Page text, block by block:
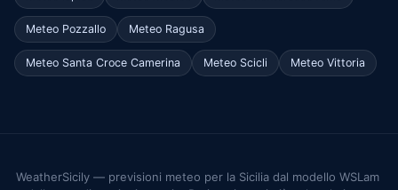
Meteo Pozzallo Meteo Ragusa
Meteo Santa Croce Camerina Meteo Scicli Meteo Vittoria
WeatherSicily — previsioni meteo per la Sicilia dal modello WSLam